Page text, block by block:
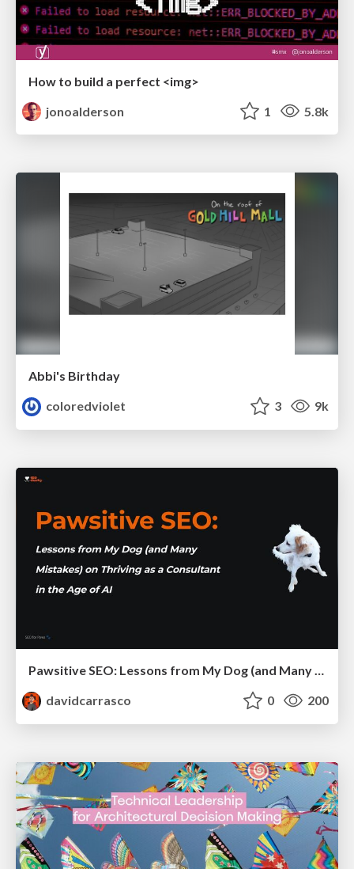
How to build a perfect <img>
jonoalderson
1 5.8k
Abbi's Birthday
coloredviolet
3 9k
Pawsitive SEO: Lessons from My Dog (and Many Mistakes) on Thriving as a Consultant in the Age of AI
davidcarrasco
0 200